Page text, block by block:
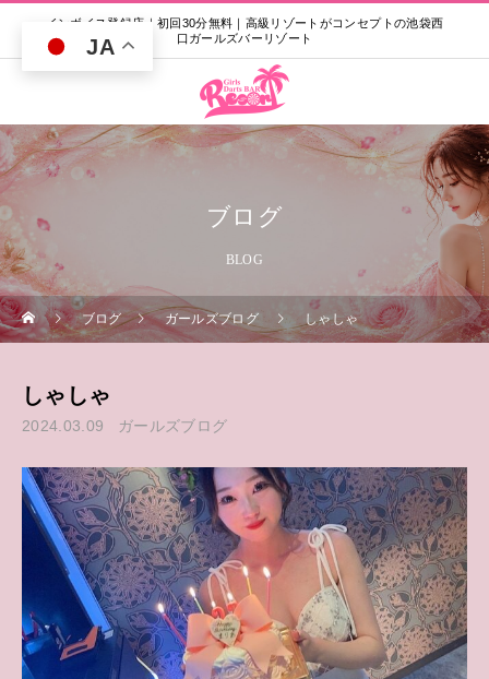
インボイス登録店｜初回30分無料｜高級リゾートがコンセプトの池袋西
口ガールズバーリゾート
ブログ
BLOG
ブログ ガールズブログ しゃしゃ
しゃしゃ
2024.03.09 ガールズブログ
JA